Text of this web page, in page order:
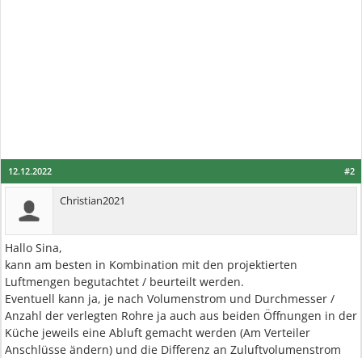
#2
12.12.2022
Christian2021
Hallo Sina,
kann am besten in Kombination mit den projektierten
Luftmengen begutachtet / beurteilt werden.
Eventuell kann ja, je nach Volumenstrom und Durchmesser /
Anzahl der verlegten Rohre ja auch aus beiden Öffnungen in der
Küche jeweils eine Abluft gemacht werden (Am Verteiler
Anschlüsse ändern) und die Differenz an Zuluftvolumenstrom